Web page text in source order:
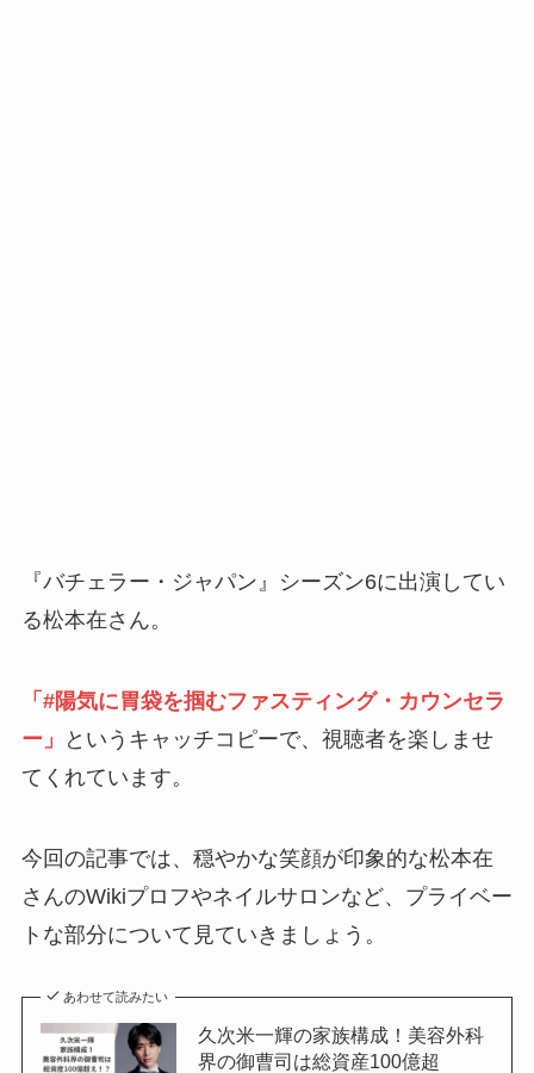
『バチェラー・ジャパン』シーズン6に出演してい
る松本在さん。
「#陽気に胃袋を掴むファスティング・カウンセラ
ー」
というキャッチコピーで、視聴者を楽しませ
てくれています。
今回の記事では、穏やかな笑顔が印象的な松本在
さんのWikiプロフやネイルサロンなど、プライベー
トな部分について見ていきましょう。
あわせて読みたい
久次米一輝の家族構成！美容外科
界の御曹司は総資産100億超